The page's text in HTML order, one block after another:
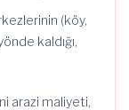
(köy,
kaldığı,
arazi maliyeti,